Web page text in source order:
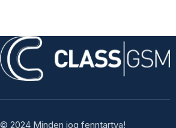
© 2024 Minden jog fenntartva!